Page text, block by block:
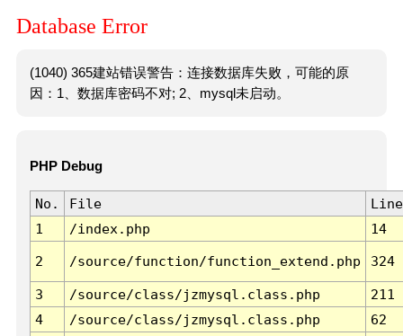
Database Error
(1040) 365建站错误警告：连接数据库失败，可能的原
因：1、数据库密码不对; 2、mysql未启动。
PHP Debug
No. File
Line
1
/index.php 14
2 /source/function/function_extend.php 324
3 /source/class/jzmysql.class.php
211
4
/source/class/jzmysql.class.php
62